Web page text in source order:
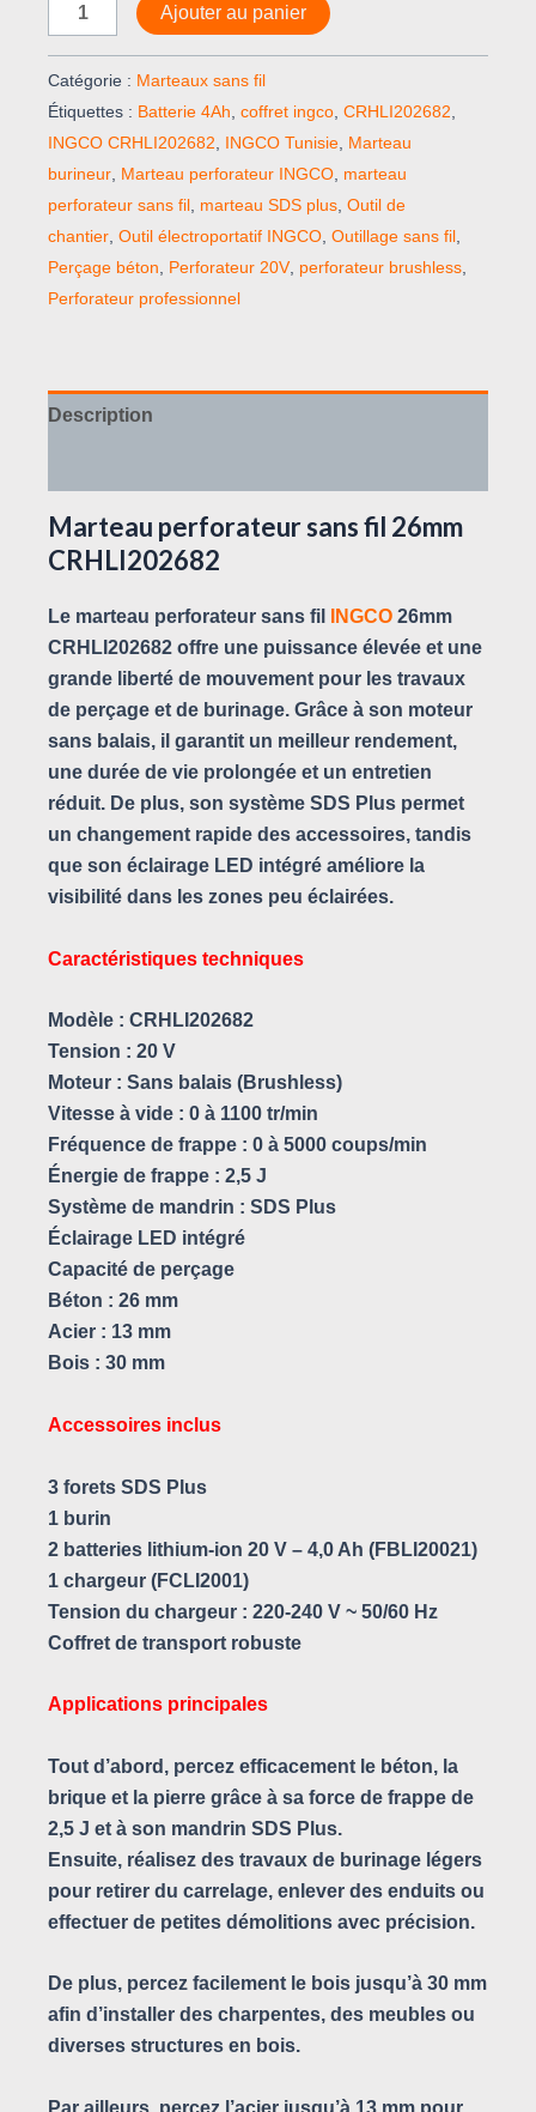
Ajouter au panier
Catégorie : Marteaux sans fil
Étiquettes : Batterie 4Ah, coffret ingco, CRHLI202682,
INGCO CRHLI202682, INGCO Tunisie, Marteau
burineur, Marteau perforateur INGCO, marteau
perforateur sans fil, marteau SDS plus, Outil de
chantier, Outil électroportatif INGCO, Outillage sans fil,
Perçage béton, Perforateur 20V, perforateur brushless,
Perforateur professionnel
Description
Marteau perforateur sans fil 26mm
CRHLI202682
Le marteau perforateur sans fil INGCO 26mm
CRHLI202682 offre une puissance élevée et une
grande liberté de mouvement pour les travaux
de perçage et de burinage. Grâce à son moteur
sans balais, il garantit un meilleur rendement,
une durée de vie prolongée et un entretien
réduit. De plus, son système SDS Plus permet
un changement rapide des accessoires, tandis
que son éclairage LED intégré améliore la
visibilité dans les zones peu éclairées.
Caractéristiques techniques
Modèle : CRHLI202682
Tension : 20 V
Moteur : Sans balais (Brushless)
Vitesse à vide : 0 à 1100 tr/min
Fréquence de frappe : 0 à 5000 coups/min
Énergie de frappe : 2,5 J
Système de mandrin : SDS Plus
Éclairage LED intégré
Capacité de perçage
Béton : 26 mm
Acier : 13 mm
Bois : 30 mm
Accessoires inclus
3 forets SDS Plus
1 burin
2 batteries lithium-ion 20 V – 4,0 Ah (FBLI20021)
1 chargeur (FCLI2001)
Tension du chargeur : 220-240 V ~ 50/60 Hz
Coffret de transport robuste
Applications principales
Tout d’abord, percez efficacement le béton, la
brique et la pierre grâce à sa force de frappe de
2,5 J et à son mandrin SDS Plus.
Ensuite, réalisez des travaux de burinage légers
pour retirer du carrelage, enlever des enduits ou
effectuer de petites démolitions avec précision.
De plus, percez facilement le bois jusqu’à 30 mm
afin d’installer des charpentes, des meubles ou
diverses structures en bois.
Par ailleurs, percez l’acier jusqu’à 13 mm pour